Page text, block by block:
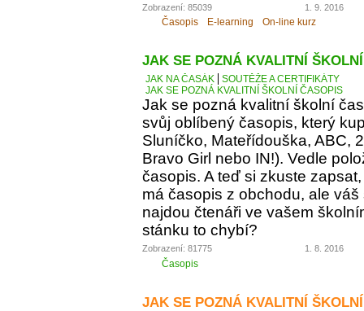
Zobrazení: 85039 1. 9. 2016
Časopis E-learning On-line kurz
JAK SE POZNÁ KVALITNÍ
JAK NA ČASÁK
SOUTĚŽE A CERTIFIKÁTY
JAK SE POZNÁ KVALITNÍ ŠKOLNÍ ČASOPIS
Jak se pozná kvalitní školní
svůj oblíbený časopis, který
Sluníčko, Mateřídouška, ABC,
Bravo Girl nebo IN!). Vedle
časopis. A teď si zkuste
má časopis z obchodu, ale
najdou čtenáři ve vašem
stánku to chybí?
Zobrazení: 81775 1. 8. 2016
Časopis
JAK SE POZNÁ KVALITNÍ